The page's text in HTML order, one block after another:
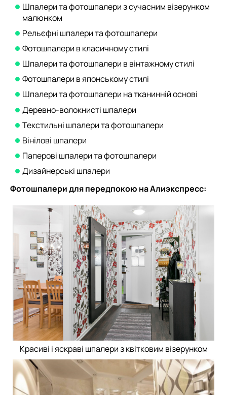
Шпалери та фотошпалери з сучасним візерунком
малюнком
Рельєфні шпалери та фотошпалери
Фотошпалери в класичному стилі
Шпалери та фотошпалери в вінтажному стилі
Фотошпалери в японському стилі
Шпалери та фотошпалери на тканинній основі
Деревно-волокнисті шпалери
Текстильні шпалери та фотошпалери
Вінілові шпалери
Паперові шпалери та фотошпалери
Дизайнерські шпалери
Фотошпалери для передпокою на Алиэкспресс:
Красиві і яскраві шпалери з квітковим візерунком